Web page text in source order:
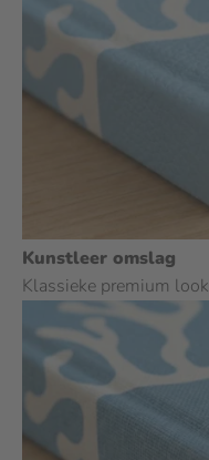
Kunstleer omslag
Klassieke premium look